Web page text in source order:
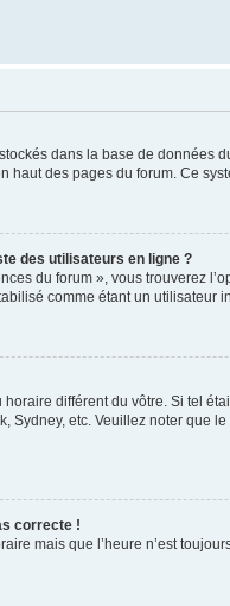
dans la base de données
haut des pages du forum. Ce
des utilisateurs en ligne ?
du forum », vous trouverez
comme étant un utilisateur
différent du vôtre. Si tel
etc. Veuillez noter que
correcte !
mais que l’heure n’est